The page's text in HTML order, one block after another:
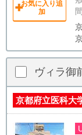
お気に入り追
加
ヴィラ御
京都府立医科大